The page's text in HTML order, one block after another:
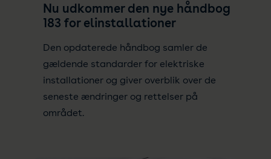
Nu udkommer den nye håndbog
183 for elinstallationer
Den opdaterede håndbog samler de
gældende standarder for elektriske
installationer og giver overblik over de
seneste ændringer og rettelser på
området.